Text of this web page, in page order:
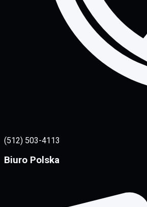
(512) 503-4113
Biuro Polska